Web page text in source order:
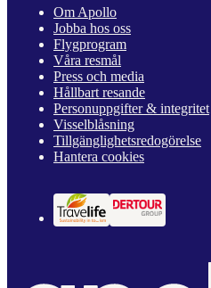
Om Apollo
Jobba hos oss
Flygprogram
Våra resmål
Press och media
Hållbart resande
Personuppgifter & integritet
Visselblåsning
Tillgänglighetsredogörelse
Hantera cookies